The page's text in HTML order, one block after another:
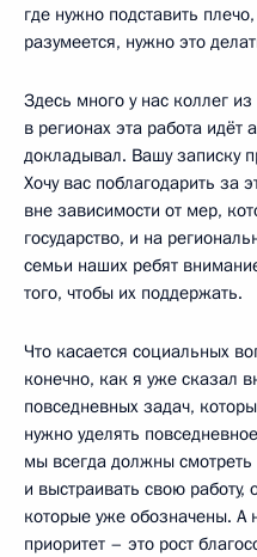
где нужно подставить
разумеется, нужно это
Здесь много у нас коллег
в регионах эта работа
докладывал. Вашу записку
Хочу вас поблагодарить за
вне зависимости от мер,
государство, и на
семьи наших ребят
того, чтобы их поддержать.
Что касается социальных
конечно, как я уже сказал
повседневных задач,
нужно уделять
мы всегда должны
и выстраивать свою работу,
которые уже обозначены.
приоритет – это рост